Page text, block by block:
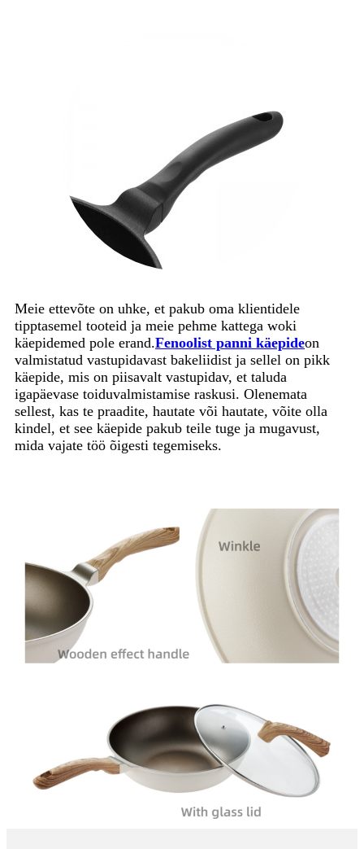
Meie ettevõte on uhke, et pakub oma klientidele
tipptasemel tooteid ja meie pehme kattega woki
käepidemed pole erand.Fenoolist panni käepideon
valmistatud vastupidavast bakeliidist ja sellel on pikk
käepide, mis on piisavalt vastupidav, et taluda
igapäevase toiduvalmistamise raskusi. Olenemata
sellest, kas te praadite, hautate või hautate, võite olla
kindel, et see käepide pakub teile tuge ja mugavust,
mida vajate töö õigesti tegemiseks.